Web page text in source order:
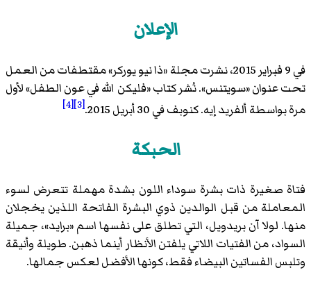
الإعلان
في 9 فبراير 2015، نشرت مجلة «ذا نيو يوركر» مقتطفات من العمل
تحت عنوان «سويتنس». نُشر كتاب «فليكن الله في عون الطفل» لأول
مرة بواسطة ألفريد إيه. كنوبف في 30 أبريل 2015.
[3]
[4]
الحبكة
فتاة صغيرة ذات بشرة سوداء اللون بشدة مهملة تتعرض لسوء
المعاملة من قبل الوالدين ذوي البشرة الفاتحة اللذين يخجلان
منها. لولا آن بريدويل، التي تطلق على نفسها اسم «برايد»، جميلة
السواد، من الفتيات اللاتي يلفتن الأنظار أينما ذهبن. طويلة وأنيقة
وتلبس الفساتين البيضاء فقط، كونها الأفضل لعكس جمالها.